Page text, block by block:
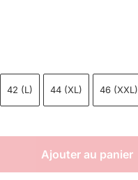
42 (L) 44 (XL) 46 (XXL)
Ajouter au panier